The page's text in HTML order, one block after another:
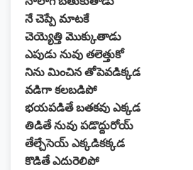
నే చెప్పే మాటకే
చెయ్యెత్తి మొక్కుతాడు
ఎపుడు నువు తలెత్తుకో
నిను మించిన తోపెవడిక్కడ
వడిగా కలబడిపో
భయపడితే బతకవు ఎక్కడ
తిడితే నువు పడొద్దురోయ్
తేల్చేసెయ్ ఎక్కడికక్కడ
కొడితే ఎదురెలిపో